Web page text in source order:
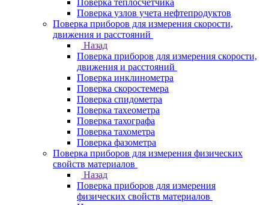
Поверка теплосчетчика
Поверка узлов учета нефтепродуктов
Поверка приборов для измерения скорости,
движения и расстояний
Назад
Поверка приборов для измерения скорости,
движения и расстояний
Поверка инклинометра
Поверка скоростемера
Поверка спидометра
Поверка тахеометра
Поверка тахографа
Поверка тахометра
Поверка фазометра
Поверка приборов для измерения физических
свойств материалов
Назад
Поверка приборов для измерения
физических свойств материалов